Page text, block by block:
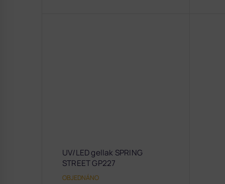
UV/LED gellak SPRING
STREET GP227
OBJEDNÁNO